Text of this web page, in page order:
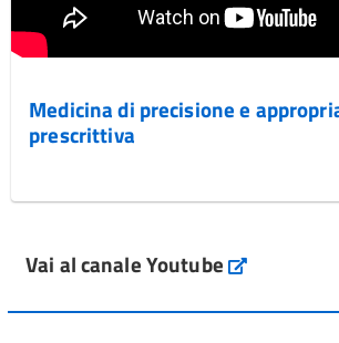
Medicina di precisione e
prescrittiva
Vai al canale Youtube